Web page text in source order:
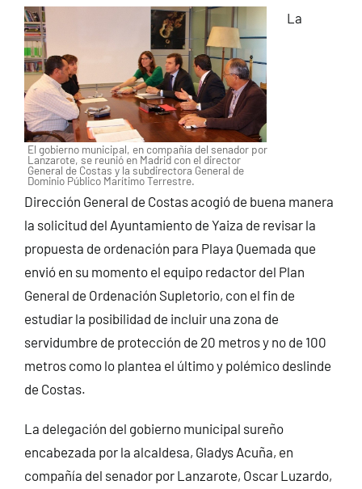
El gobierno municipal, en compañía del senador por
Lanzarote, se reunió en Madrid con el director
General de Costas y la subdirectora General de
Dominio Público Marítimo Terrestre.
La
Dirección General de Costas acogió de buena manera
la solicitud del Ayuntamiento de Yaiza de revisar la
propuesta de ordenación para Playa Quemada que
envió en su momento el equipo redactor del Plan
General de Ordenación Supletorio, con el fin de
estudiar la posibilidad de incluir una zona de
servidumbre de protección de 20 metros y no de 100
metros como lo plantea el último y polémico deslinde
de Costas.
La delegación del gobierno municipal sureño
encabezada por la alcaldesa, Gladys Acuña, en
compañía del senador por Lanzarote, Oscar Luzardo,